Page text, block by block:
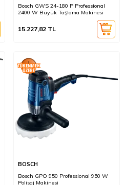
Bosch GWS 24-180 P Professional
2400 W Büyük Taşlama Makinesi
15.227,82 TL
BOSCH
Bosch GPO 950 Professional 950 W
Polisaj Makinesi